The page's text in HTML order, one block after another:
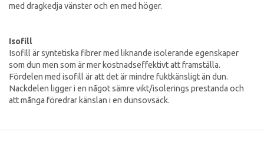
med dragkedja vänster och en med höger.
Isofill
Isofill är syntetiska fibrer med liknande isolerande egenskaper
som dun men som är mer kostnadseffektivt att framställa.
Fördelen med isofill är att det är mindre fuktkänsligt än dun.
Nackdelen ligger i en något sämre vikt/isolerings prestanda och
att många föredrar känslan i en dunsovsäck.